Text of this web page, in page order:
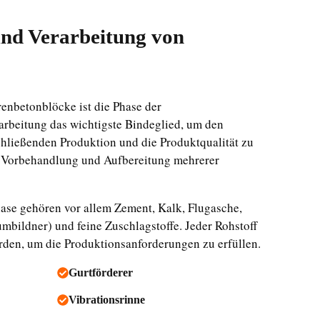
Verarbeitung von
ist die Phase der
das wichtigste Bindeglied, um den
Produktion und die Produktqualität zu
und Aufbereitung mehrerer
gehören vor allem Zement, Kalk, Flugasche,
und feine Zuschlagstoffe. Jeder Rohstoff
um die Produktionsanforderungen zu erfüllen.
Gurtförderer
Vibrationsrinne